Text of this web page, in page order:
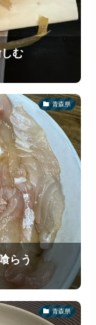
む
青森県
らう
青森県